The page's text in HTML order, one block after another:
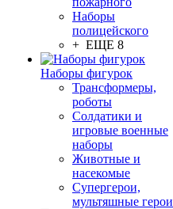
Наборы
полицейского
+ ЕЩЕ 8
Наборы фигурок
Трансформеры,
роботы
Солдатики и
игровые военные
наборы
Животные и
насекомые
Супергерои,
мультяшные герои